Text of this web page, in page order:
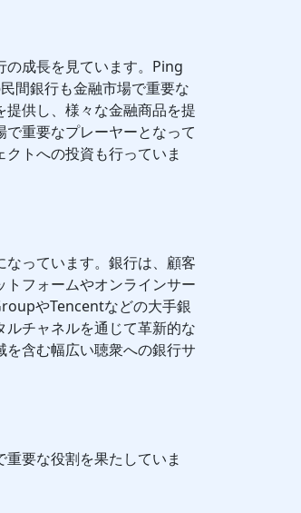
の成長を見ています。Ping
間銀行も金融市場で重要な
供し、様々な金融商品を提
重要なプレーヤーとなって
トへの投資も行っていま
っています。銀行は、顧客
フォームやオンラインサー
やTencentなどの大手銀
チャネルを通じて革新的な
含む幅広い聴衆への銀行サ
要な役割を果たしていま